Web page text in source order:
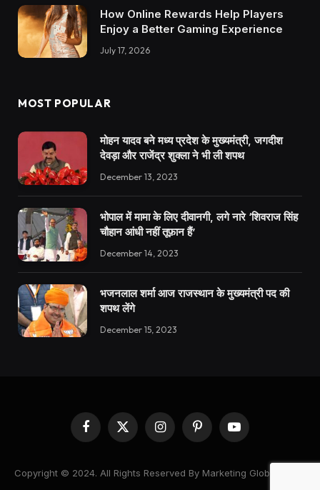
How Online Rewards Help Players
Enjoy a Better Gaming Experience
July 17, 2026
MOST POPULAR
मोहन यादव बने मध्य प्रदेश के मुख्यमंत्री, जगदीश
देवड़ा और राजेंद्र शुक्ला ने भी ली शपथ
December 13, 2023
भोपाल में मामा के लिए दीवानगी, लगे नारे ‘शिवराज सिंह
चौहान आंधी नहीं तूफ़ान हैं’
December 14, 2023
भजनलाल शर्मा आज राजस्थान के मुख्यमंत्री पद की
शपथ लेंगे
December 15, 2023
Facebook
X
InstagramPinterestYouTube
Copyright © 2024. All Rights Reserved By Marketing Global News